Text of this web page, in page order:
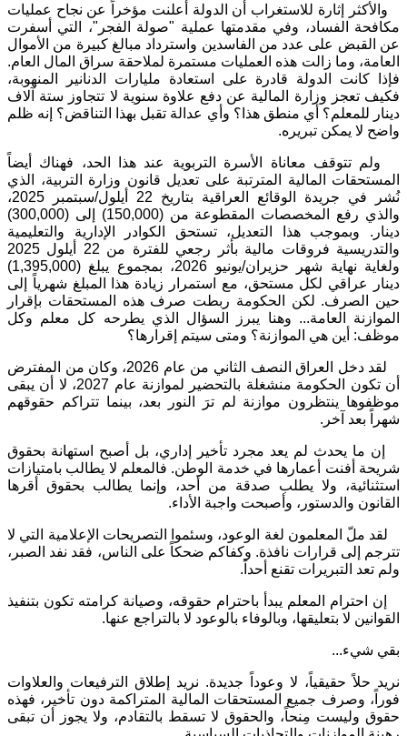
والأكثر إثارة للاستغراب أن الدولة أعلنت مؤخراً عن نجاح عمليات
مكافحة الفساد، وفي مقدمتها عملية "صولة الفجر"، التي أسفرت
عن القبض على عدد من الفاسدين واسترداد مبالغ كبيرة من الأموال
العامة، وما زالت هذه العمليات مستمرة لملاحقة سراق المال العام.
فإذا كانت الدولة قادرة على استعادة مليارات الدنانير المنهوبة،
فكيف تعجز وزارة المالية عن دفع علاوة سنوية لا تتجاوز ستة آلاف
دينار للمعلم؟ أي منطق هذا؟ وأي عدالة تقبل بهذا التناقض؟ إنه ظلم
واضح لا يمكن تبريره.
ولم تتوقف معاناة الأسرة التربوية عند هذا الحد، فهناك أيضاً
المستحقات المالية المترتبة على تعديل قانون وزارة التربية، الذي
نُشر في جريدة الوقائع العراقية بتاريخ 22 أيلول/سبتمبر 2025،
والذي رفع المخصصات المقطوعة من (150,000) إلى (300,000)
دينار. وبموجب هذا التعديل، تستحق الكوادر الإدارية والتعليمية
والتدريسية فروقات مالية بأثر رجعي للفترة من 22 أيلول 2025
ولغاية نهاية شهر حزيران/يونيو 2026، بمجموع يبلغ (1,395,000)
دينار عراقي لكل مستحق، مع استمرار زيادة هذا المبلغ شهرياً إلى
حين الصرف. لكن الحكومة ربطت صرف هذه المستحقات بإقرار
الموازنة العامة... وهنا يبرز السؤال الذي يطرحه كل معلم وكل
موظف: أين هي الموازنة؟ ومتى سيتم إقرارها؟
لقد دخل العراق النصف الثاني من عام 2026، وكان من المفترض
أن تكون الحكومة منشغلة بالتحضير لموازنة عام 2027، لا أن يبقى
موظفوها ينتظرون موازنة لم ترَ النور بعد، بينما تتراكم حقوقهم
شهراً بعد آخر.
إن ما يحدث لم يعد مجرد تأخير إداري، بل أصبح استهانة بحقوق
شريحة أفنت أعمارها في خدمة الوطن. فالمعلم لا يطالب بامتيازات
استثنائية، ولا يطلب صدقة من أحد، وإنما يطالب بحقوق أقرها
القانون والدستور، وأصبحت واجبة الأداء.
لقد ملّ المعلمون لغة الوعود، وسئموا التصريحات الإعلامية التي لا
تترجم إلى قرارات نافذة. وكفاكم ضحكاً على الناس، فقد نفد الصبر،
ولم تعد التبريرات تقنع أحداً.
إن احترام المعلم يبدأ باحترام حقوقه، وصيانة كرامته تكون بتنفيذ
القوانين لا بتعليقها، وبالوفاء بالوعود لا بالتراجع عنها.
بقي شيء...
نريد حلاً حقيقياً، لا وعوداً جديدة. نريد إطلاق الترفيعات والعلاوات
فوراً، وصرف جميع المستحقات المالية المتراكمة دون تأخير، فهذه
حقوق وليست مِنحاً، والحقوق لا تسقط بالتقادم، ولا يجوز أن تبقى